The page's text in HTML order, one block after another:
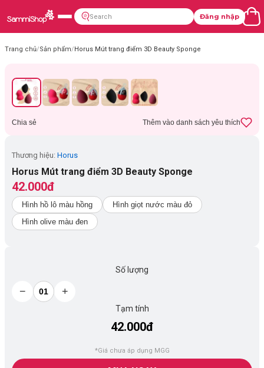
Đăng nhập
Trang chủ/Sản phẩm/Horus Mút trang điểm 3D Beauty Sponge
Chia sẻ Thêm vào danh sách yêu thích
Thương hiệu: Horus
Horus Mút trang điểm 3D Beauty Sponge
42.000đ
Hình hồ lô màu hồng
Hình giọt nước màu đỏ
Hình olive màu đen
Số lượng
− +
Tạm tính
42.000đ
*Giá chưa áp dụng MGG